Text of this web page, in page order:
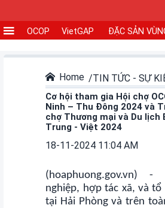
SỞ
OCOP VietGAP ĐẶC SẢN
Home TIN TỨC - SỰ
Cơ hội tham gia Hội chợ
Ninh – Thu Đông 2024 và
chợ Thương mại và Du lịch
Trung - Việt 2024
18-11-2024 11:04 AM
(hoaphuong.gov.vn) -
nghiệp, hợp tác xã, và
tại Hải Phòng và trên